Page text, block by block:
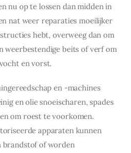
nu op te lossen dan midden in
nat weer reparaties moeilijker
hebt, overweeg dan om
weerbestendige beits of verf om
en vorst.
en -machines
en olie snoeischaren, spades
om roest te voorkomen.
apparaten kunnen
brandstof of worden